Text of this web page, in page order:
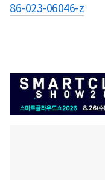
86-023-06046-z